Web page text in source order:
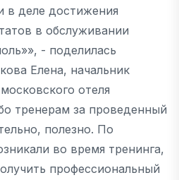
в деле достижения
в обслуживании
- поделилась
Елена, начальник
отеля
тренерам за проведенный
полезно. По
во время тренинга,
профессиональный